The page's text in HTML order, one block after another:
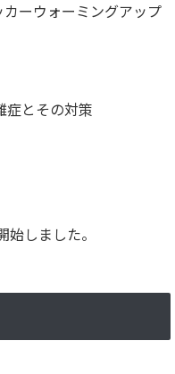
ーウォーミングアップ
症とその対策
しました。